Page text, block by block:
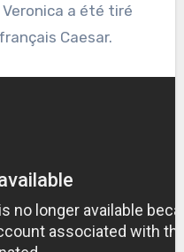
Veronica a été tiré
Caesar.